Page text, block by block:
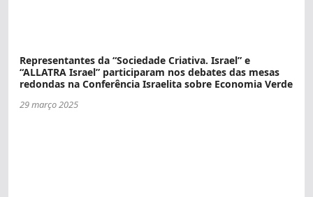
Representantes da “Sociedade Criativa. Israel” e
“ALLATRA Israel” participaram nos debates das mesas
redondas na Conferência Israelita sobre Economia Verde
29 março 2025